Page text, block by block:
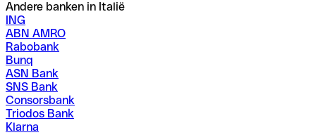
Andere banken in Italië
ING
ABN AMRO
Rabobank
Bunq
ASN Bank
SNS Bank
Consorsbank
Triodos Bank
Klarna